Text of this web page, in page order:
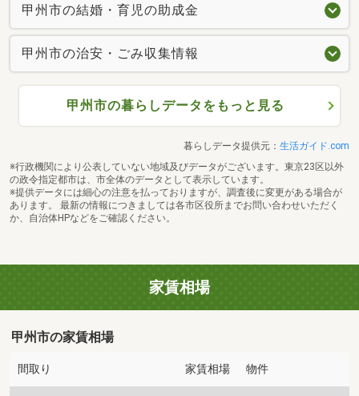
甲州市の結婚・育児の助成金
甲州市の治安・ごみ収集情報
甲州市の暮らしデータをもっと見る
暮らしデータ提供元： 生活ガイド.com
※行政機関により公表していない地域及びデータがございます。東京23区以外
の政令指定都市は、市全体のデータとして表示しています。
※提供データには細心の注意を払っておりますが、調査後に変更がある場合が
あります。 最新の情報につきましては各市区役所までお問い合わせいただく
か、自治体HPなどをご確認ください。
家賃相場
甲州市の家賃相場
間取り 家賃相場 物件